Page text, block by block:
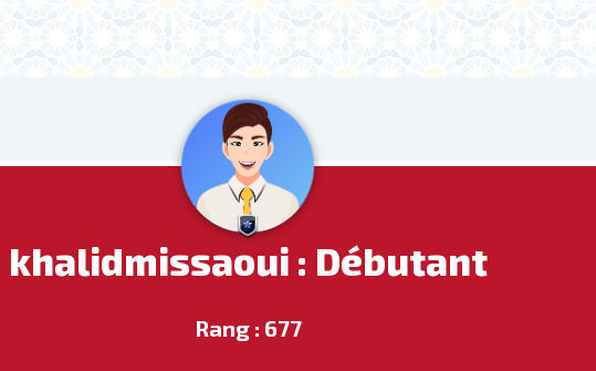
khalidmissaoui : Débutant
Rang : 677